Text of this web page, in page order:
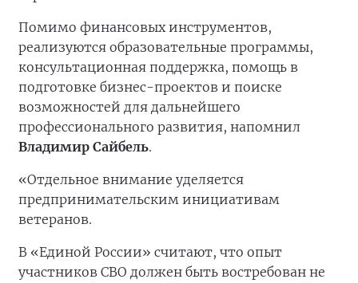
Помимо финансовых инструментов,
реализуются образовательные программы,
консультационная поддержка, помощь в
подготовке бизнес-проектов и поиске
возможностей для дальнейшего
профессионального развития, напомнил
Владимир Сайбель.
«Отдельное внимание уделяется
предпринимательским инициативам
ветеранов.
В «Единой России» считают, что опыт
участников СВО должен быть востребован не